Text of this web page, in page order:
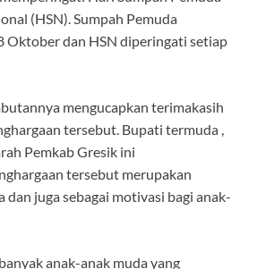
(HSN). Sumpah Pemuda
Oktober dan HSN diperingati setiap
mengucapkan terimakasih
tersebut. Bupati termuda ,
Pemkab Gresik ini
tersebut merupakan
dan juga sebagai motivasi bagi anak-
anak-anak muda yang